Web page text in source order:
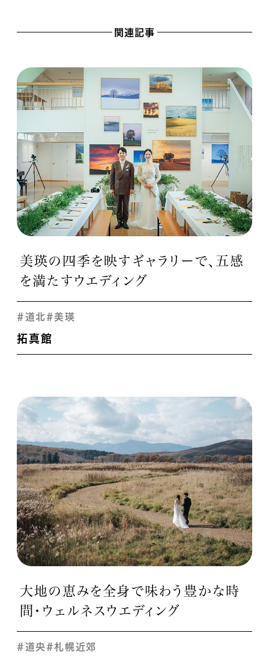
関連記事
美瑛の四季を映すギャラリーで、五感
を満たすウエディング
#道北#美瑛
拓真館
大地の恵みを全身で味わう豊かな時
間・ウェルネスウエディング
#道央#札幌近郊